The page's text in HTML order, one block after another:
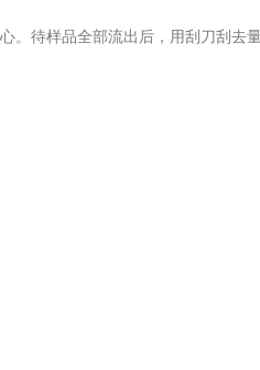
待样品全部流出后，用刮刀刮去